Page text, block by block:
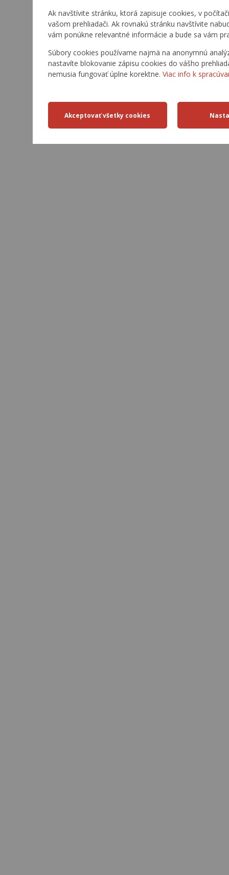
Ak navštívite stránku, ktorá zapisuje cookies, v
vašom prehliadači. Ak rovnakú stránku navštívite
vám ponúkne relevantné informácie a bude sa vám
Súbory cookies používame najmä na anonymnú
nastavíte blokovanie zápisu cookies do vášho
nemusia fungovať úplne korektne. Viac info k